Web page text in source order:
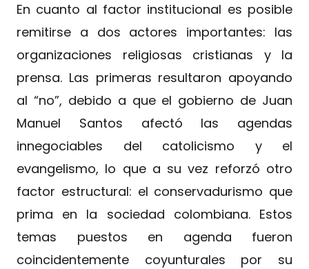
En cuanto al factor institucional es posible
remitirse a dos actores importantes: las
organizaciones religiosas cristianas y la
prensa. Las primeras resultaron apoyando
al “no”, debido a que el gobierno de Juan
Manuel Santos afectó las agendas
innegociables del catolicismo y el
evangelismo, lo que a su vez reforzó otro
factor estructural: el conservadurismo que
prima en la sociedad colombiana. Estos
temas puestos en agenda fueron
coincidentemente coyunturales por su